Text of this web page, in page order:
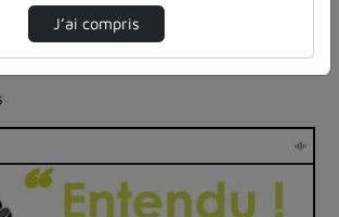
approches-et-usages-a-
a-ecouter
J’ai compris